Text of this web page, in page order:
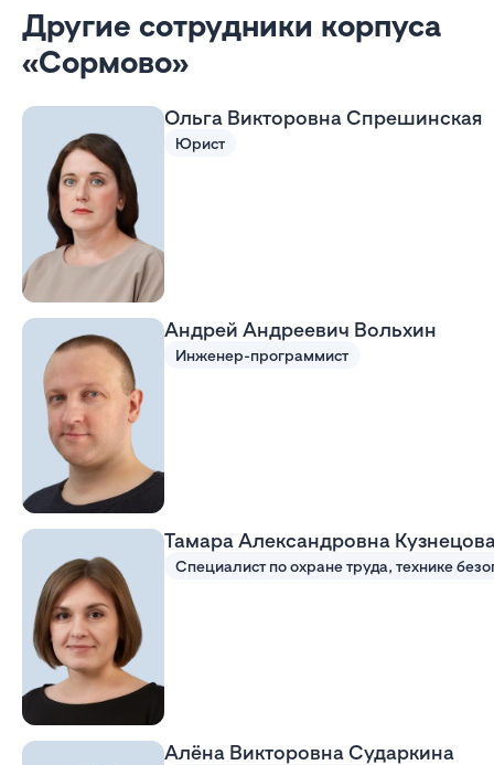
Другие сотрудники корпуса
«Сормово»
Ольга Викторовна Спрешинская
Юрист
Андрей Андреевич Вольхин
Инженер-программист
Тамара Александровна
Алёна Викторовна Сударкина